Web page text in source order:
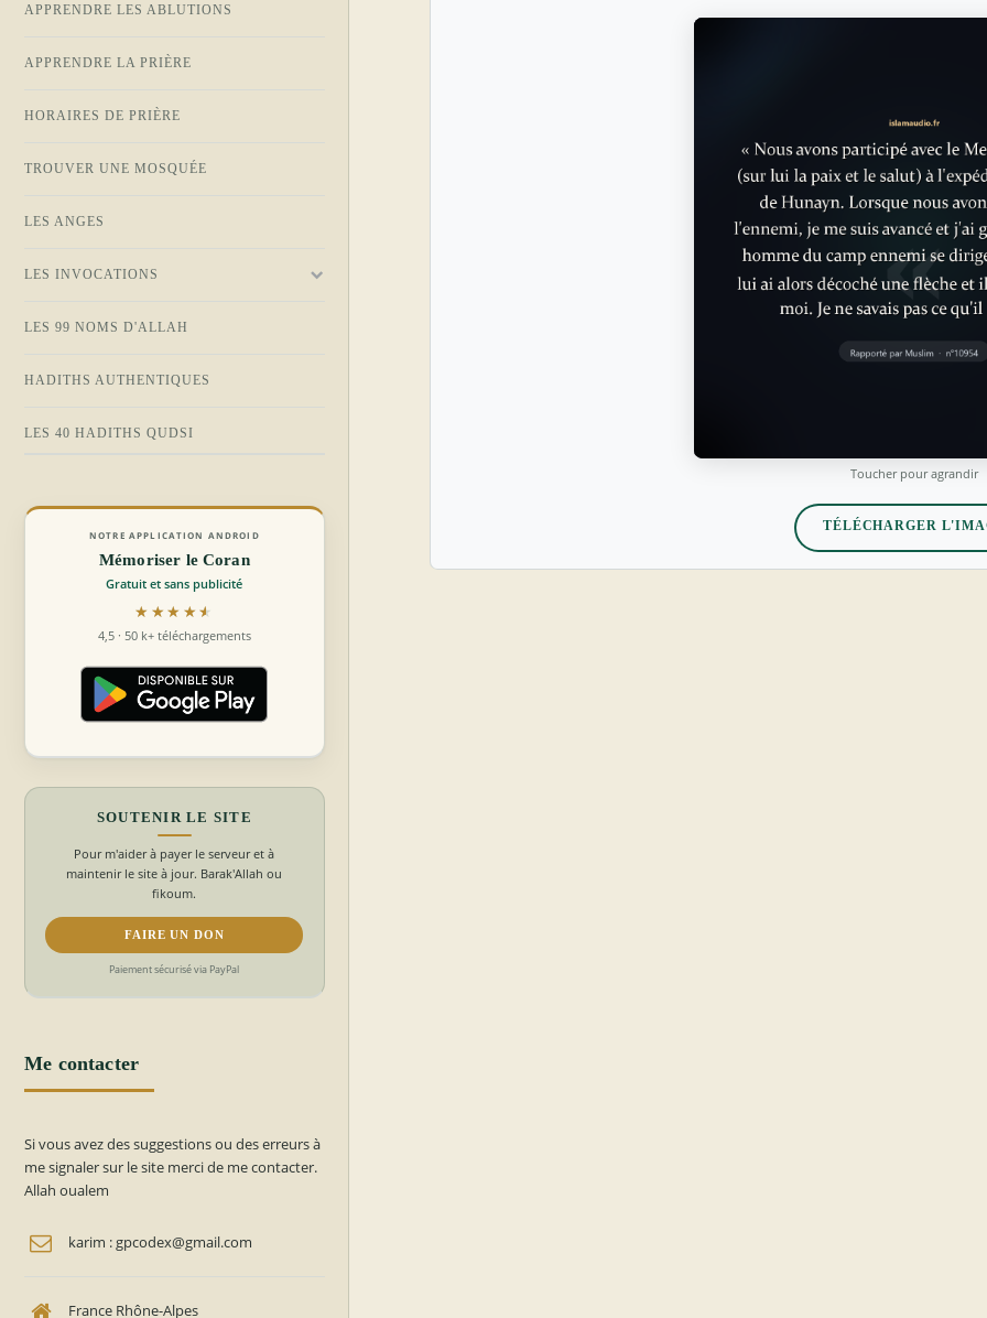
Toucher pour agrandir
TÉLÉCHARGER
APPRENDRE LES ABLUTIONS
APPRENDRE LA PRIÈRE
HORAIRES DE PRIÈRE
TROUVER UNE MOSQUÉE
LES ANGES
LES INVOCATIONS
LES 99 NOMS D'ALLAH
HADITHS AUTHENTIQUES
LES 40 HADITHS QUDSI
NOTRE APPLICATION ANDROID
Mémoriser le Coran
Gratuit et sans publicité
★★★★★
★★★★★
4,5 · 50 k+ téléchargements
SOUTENIR LE SITE
Pour m'aider à payer le serveur et à
maintenir le site à jour. Barak'Allah ou
fikoum.
FAIRE UN DON
Paiement sécurisé via PayPal
Me contacter
Si vous avez des suggestions ou des erreurs à
me signaler sur le site merci de me contacter.
Allah oualem
karim : gpcodex@gmail.com
France Rhône-Alpes